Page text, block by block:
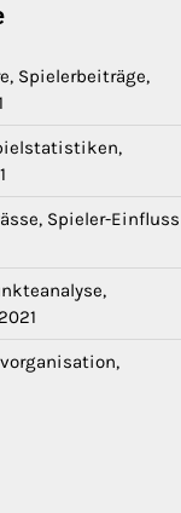
Spielerbeiträge,
Spieler-Einfluss